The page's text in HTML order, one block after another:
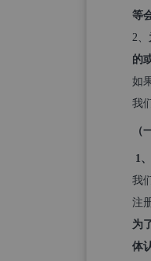
等
2、
的
如
我
（
1
我
注
为
体